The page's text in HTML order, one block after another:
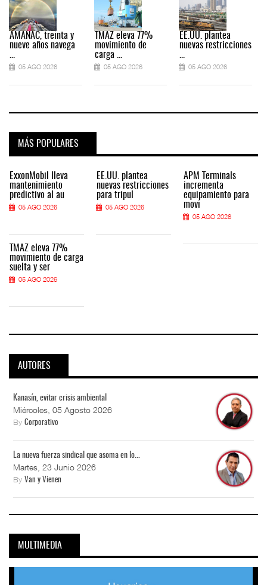
AMANAC, treinta y
nueve años navega
05 AGO 2026
TMAZ eleva 77%
movimiento de
carga ...
05 AGO 2026
EE.UU. plantea
nuevas restricciones
05 AGO 2026
MÁS POPULARES
ExxonMobil lleva
mantenimiento
predictivo al au
05 AGO 2026
TMAZ eleva 77%
movimiento de carga
suelta y ser
05 AGO 2026
EE.UU. plantea
nuevas restricciones
para tripul
05 AGO 2026
APM Terminals
incrementa
equipamiento para
movi
05 AGO 2026
AUTORES
Kanasín, evitar crisis ambiental
Miércoles, 05 Agosto 2026
By Corporativo
La nueva fuerza sindical que asoma en lo...
Martes, 23 Junio 2026
By Van y Vienen
MULTIMEDIA